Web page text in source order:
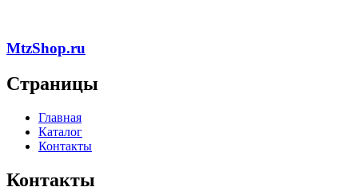
MtzShop.ru
Страницы
Главная
Каталог
Контакты
Контакты